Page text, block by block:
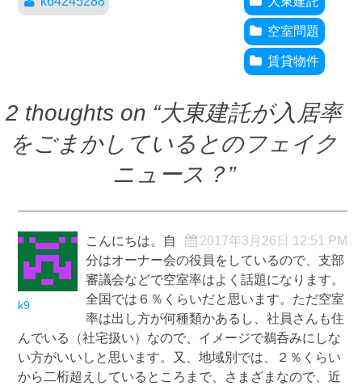
空室問題
賃貸物件
2 thoughts on “大東建託が入居率
をごまかしているとのフェイク
ニュース？”
k9
2017年3月26日 12:51 PM
こんにちは。自
分はオーナー会の役員をしているので、支部
審議会などで空室率はよく話題になります。
全国では６％くらいだと思います。ただ空室
率は出し方が何種類かあるし、社員さんも住
んでいる（社宅扱い）なので、イメージで鵜呑みにしな
い方がいいしと思います。又、地域別では、２％くらい
から二桁超えしているところまで、さまざまなので、近